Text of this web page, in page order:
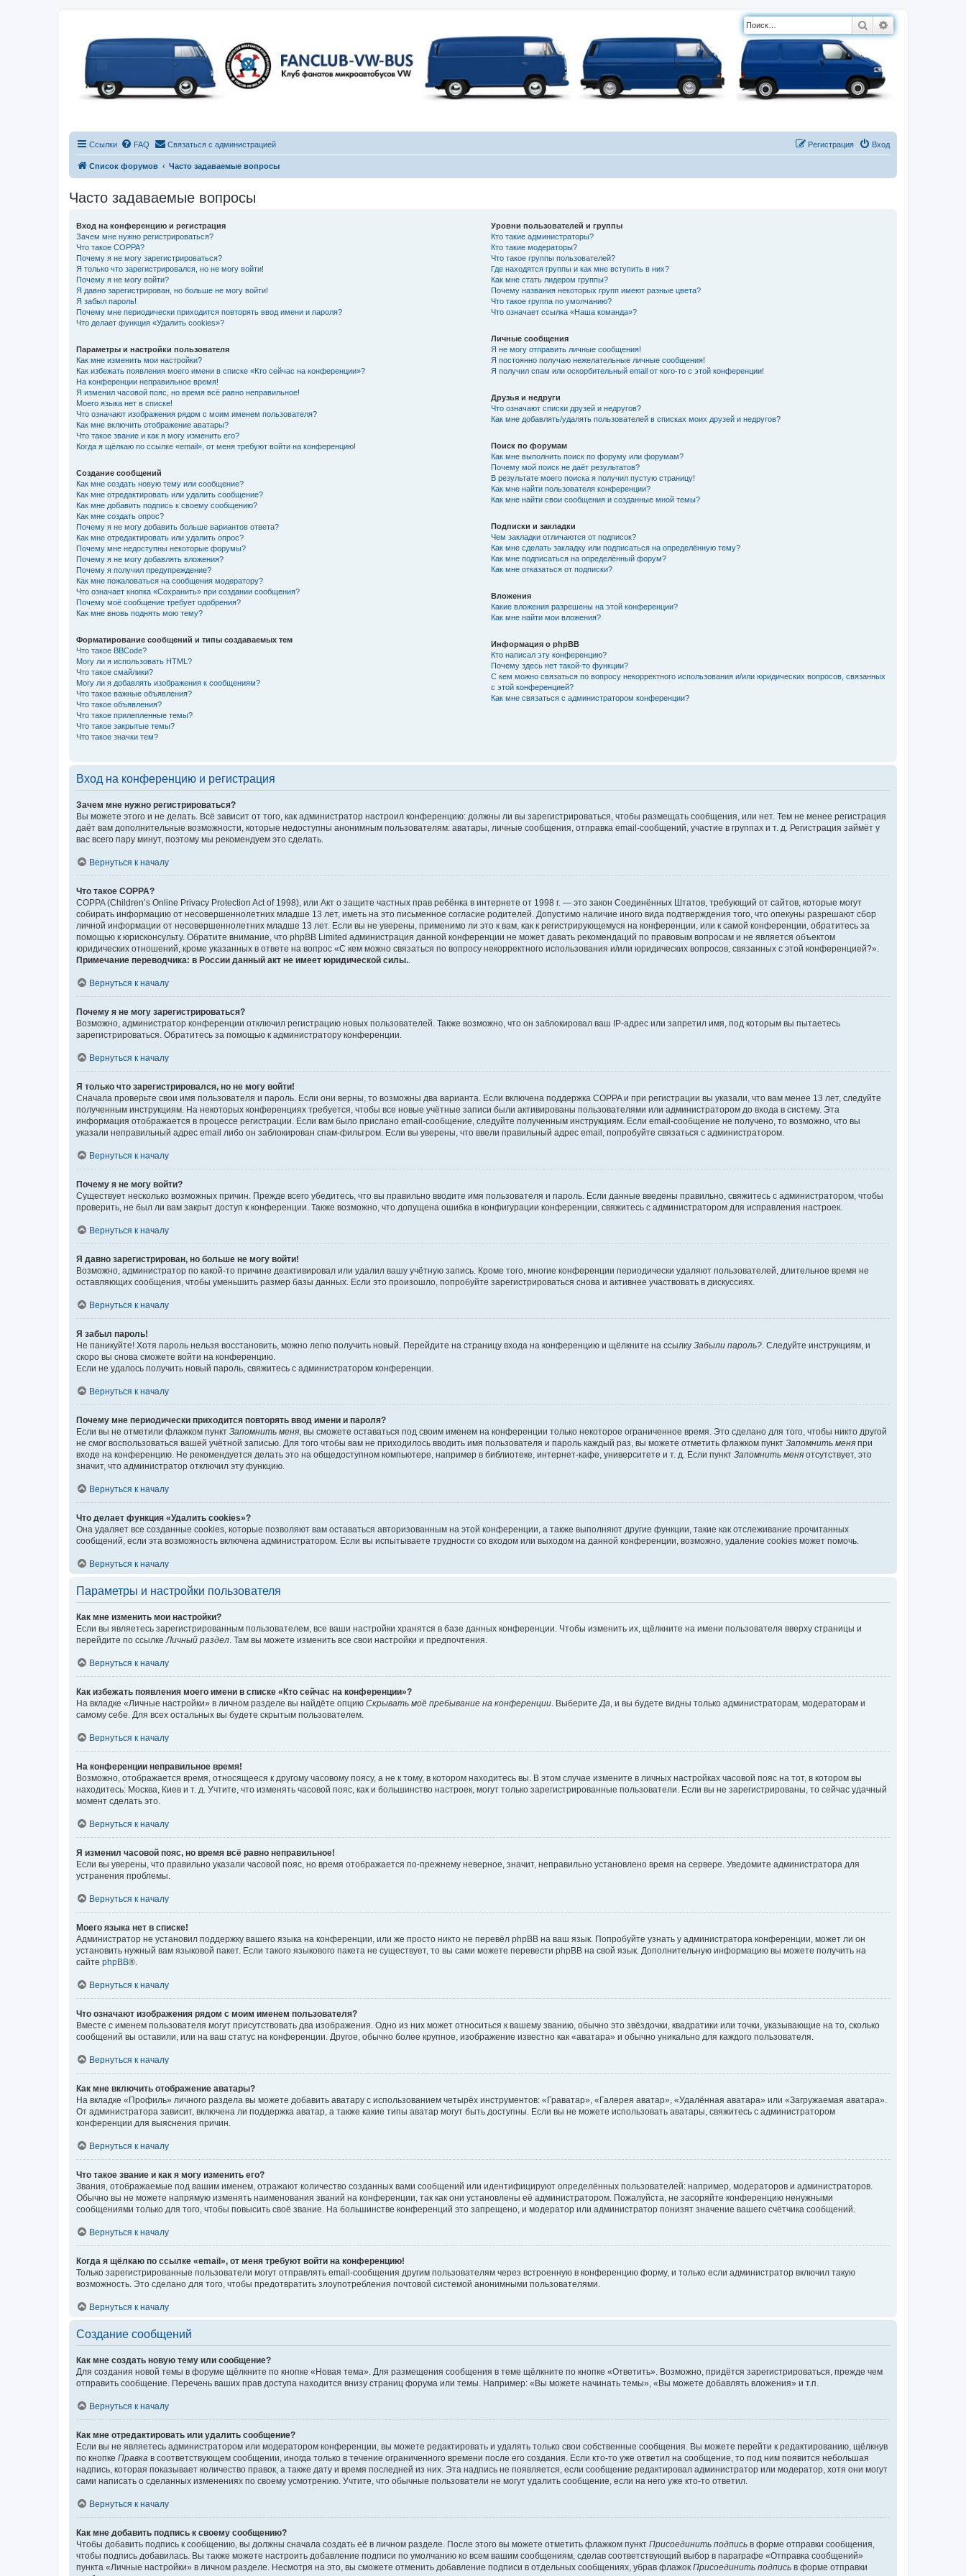
Поиск
Ссылки FAQ Связаться с администрацией Вход
Регистрация
Список форумов Часто задаваемые вопросы
Часто задаваемые вопросы
Вход на конференцию и регистрация
Зачем мне нужно регистрироваться?
Что такое COPPA?
Почему я не могу зарегистрироваться?
Я только что зарегистрировался, но не могу войти!
Почему я не могу войти?
Я давно зарегистрирован, но больше не могу войти!
Я забыл пароль!
Почему мне периодически приходится повторять ввод имени и пароля?
Что делает функция «Удалить cookies»?
Параметры и настройки пользователя
Как мне изменить мои настройки?
Как избежать появления моего имени в списке «Кто сейчас на конференции»?
На конференции неправильное время!
Я изменил часовой пояс, но время всё равно неправильное!
Моего языка нет в списке!
Что означают изображения рядом с моим именем пользователя?
Как мне включить отображение аватары?
Что такое звание и как я могу изменить его?
Когда я щёлкаю по ссылке «email», от меня требуют войти на конференцию!
Создание сообщений
Как мне создать новую тему или сообщение?
Как мне отредактировать или удалить сообщение?
Как мне добавить подпись к своему сообщению?
Как мне создать опрос?
Почему я не могу добавить больше вариантов ответа?
Как мне отредактировать или удалить опрос?
Почему мне недоступны некоторые форумы?
Почему я не могу добавлять вложения?
Почему я получил предупреждение?
Как мне пожаловаться на сообщения модератору?
Что означает кнопка «Сохранить» при создании сообщения?
Почему моё сообщение требует одобрения?
Как мне вновь поднять мою тему?
Форматирование сообщений и типы создаваемых тем
Что такое BBCode?
Могу ли я использовать HTML?
Что такое смайлики?
Могу ли я добавлять изображения к сообщениям?
Что такое важные объявления?
Что такое объявления?
Что такое прилепленные темы?
Что такое закрытые темы?
Что такое значки тем?
Уровни пользователей и группы
Кто такие администраторы?
Кто такие модераторы?
Что такое группы пользователей?
Где находятся группы и как мне вступить в них?
Как мне стать лидером группы?
Почему названия некоторых групп имеют разные цвета?
Что такое группа по умолчанию?
Что означает ссылка «Наша команда»?
Личные сообщения
Я не могу отправить личные сообщения!
Я постоянно получаю нежелательные личные сообщения!
Я получил спам или оскорбительный email от кого-то с этой конференции!
Друзья и недруги
Что означают списки друзей и недругов?
Как мне добавлять/удалять пользователей в списках моих друзей и недругов?
Поиск по форумам
Как мне выполнить поиск по форуму или форумам?
Почему мой поиск не даёт результатов?
В результате моего поиска я получил пустую страницу!
Как мне найти пользователя конференции?
Как мне найти свои сообщения и созданные мной темы?
Подписки и закладки
Чем закладки отличаются от подписок?
Как мне сделать закладку или подписаться на определённую тему?
Как мне подписаться на определённый форум?
Как мне отказаться от подписки?
Вложения
Какие вложения разрешены на этой конференции?
Как мне найти мои вложения?
Информация о phpBB
Кто написал эту конференцию?
Почему здесь нет такой-то функции?
С кем можно связаться по вопросу некорректного использования и/или юридических вопросов, связанных
с этой конференцией?
Как мне связаться с администратором конференции?
Вход на конференцию и регистрация
Зачем мне нужно регистрироваться?
Вы можете этого и не делать. Всё зависит от того, как администратор настроил конференцию: должны ли вы зарегистрироваться, чтобы размещать сообщения, или нет. Тем не менее регистрация
даёт вам дополнительные возможности, которые недоступны анонимным пользователям: аватары, личные сообщения, отправка email-сообщений, участие в группах и т. д. Регистрация займёт у
вас всего пару минут, поэтому мы рекомендуем это сделать.
Вернуться к началу
Что такое COPPA?
COPPA (Children’s Online Privacy Protection Act of 1998), или Акт о защите частных прав ребёнка в интернете от 1998 г. — это закон Соединённых Штатов, требующий от сайтов, которые могут
собирать информацию от несовершеннолетних младше 13 лет, иметь на это письменное согласие родителей. Допустимо наличие иного вида подтверждения того, что опекуны разрешают сбор
личной информации от несовершеннолетних младше 13 лет. Если вы не уверены, применимо ли это к вам, как к регистрирующемуся на конференции, или к самой конференции, обратитесь за
помощью к юрисконсульту. Обратите внимание, что phpBB Limited администрация данной конференции не может давать рекомендаций по правовым вопросам и не является объектом
юридических отношений, кроме указанных в ответе на вопрос «С кем можно связаться по вопросу некорректного использования и/или юридических вопросов, связанных с этой конференцией?».
Примечание переводчика: в России данный акт не имеет юридической силы.
Вернуться к началу
Почему я не могу зарегистрироваться?
Возможно, администратор конференции отключил регистрацию новых пользователей. Также возможно, что он заблокировал ваш IP-адрес или запретил имя, под которым вы пытаетесь
зарегистрироваться. Обратитесь за помощью к администратору конференции.
Вернуться к началу
Я только что зарегистрировался, но не могу войти!
Сначала проверьте свои имя пользователя и пароль. Если они верны, то возможны два варианта. Если включена поддержка COPPA и при регистрации вы указали, что вам менее 13 лет, следуйте
полученным инструкциям. На некоторых конференциях требуется, чтобы все новые учётные записи были активированы пользователями или администратором до входа в систему. Эта
информация отображается в процессе регистрации. Если вам было прислано email-сообщение, следуйте полученным инструкциям. Если email-сообщение не получено, то возможно, что вы
указали неправильный адрес email либо он заблокирован спам-фильтром. Если вы уверены, что ввели правильный адрес email, попробуйте связаться с администратором.
Вернуться к началу
Почему я не могу войти?
Существует несколько возможных причин. Прежде всего убедитесь, что вы правильно вводите имя пользователя и пароль. Если данные введены правильно, свяжитесь с администратором, чтобы
проверить, не был ли вам закрыт доступ к конференции. Также возможно, что допущена ошибка в конфигурации конференции, свяжитесь с администратором для исправления настроек.
Вернуться к началу
Я давно зарегистрирован, но больше не могу войти!
Возможно, администратор по какой-то причине деактивировал или удалил вашу учётную запись. Кроме того, многие конференции периодически удаляют пользователей, длительное время не
оставляющих сообщения, чтобы уменьшить размер базы данных. Если это произошло, попробуйте зарегистрироваться снова и активнее участвовать в дискуссиях.
Вернуться к началу
Я забыл пароль!
Не паникуйте! Хотя пароль нельзя восстановить, можно легко получить новый. Перейдите на страницу входа на конференцию и щёлкните на ссылку Забыли пароль? . Следуйте инструкциям, и
скоро вы снова сможете войти на конференцию.
Если не удалось получить новый пароль, свяжитесь с администратором конференции.
Вернуться к началу
Почему мне периодически приходится повторять ввод имени и пароля?
Если вы не отметили флажком пункт Запомнить меня , вы сможете оставаться под своим именем на конференции только некоторое ограниченное время. Это сделано для того, чтобы никто другой
не смог воспользоваться вашей учётной записью. Для того чтобы вам не приходилось вводить имя пользователя и пароль каждый раз, вы можете отметить флажком пункт Запомнить меня при
входе на конференцию. Не рекомендуется делать это на общедоступном компьютере, например в библиотеке, интернет-кафе, университете и т. д. Если пункт Запомнить меня отсутствует, это
значит, что администратор отключил эту функцию.
Вернуться к началу
Что делает функция «Удалить cookies»?
Она удаляет все созданные cookies, которые позволяют вам оставаться авторизованным на этой конференции, а также выполняют другие функции, такие как отслеживание прочитанных
сообщений, если эта возможность включена администратором. Если вы испытываете трудности со входом или выходом на данной конференции, возможно, удаление cookies может помочь.
Вернуться к началу
Параметры и настройки пользователя
Как мне изменить мои настройки?
Если вы являетесь зарегистрированным пользователем, все ваши настройки хранятся в базе данных конференции. Чтобы изменить их, щёлкните на имени пользователя вверху страницы и
перейдите по ссылке Личный раздел . Там вы можете изменить все свои настройки и предпочтения.
Вернуться к началу
Как избежать появления моего имени в списке «Кто сейчас на конференции»?
На вкладке «Личные настройки» в личном разделе вы найдёте опцию Скрывать моё пребывание на конференции . Выберите Да , и вы будете видны только администраторам, модераторам и
самому себе. Для всех остальных вы будете скрытым пользователем.
Вернуться к началу
На конференции неправильное время!
Возможно, отображается время, относящееся к другому часовому поясу, а не к тому, в котором находитесь вы. В этом случае измените в личных настройках часовой пояс на тот, в котором вы
находитесь: Москва, Киев и т. д. Учтите, что изменять часовой пояс, как и большинство настроек, могут только зарегистрированные пользователи. Если вы не зарегистрированы, то сейчас удачный
момент сделать это.
Вернуться к началу
Я изменил часовой пояс, но время всё равно неправильное!
Если вы уверены, что правильно указали часовой пояс, но время отображается по-прежнему неверное, значит, неправильно установлено время на сервере. Уведомите администратора для
устранения проблемы.
Вернуться к началу
Моего языка нет в списке!
Администратор не установил поддержку вашего языка на конференции, или же просто никто не перевёл phpBB на ваш язык. Попробуйте узнать у администратора конференции, может ли он
установить нужный вам языковой пакет. Если такого языкового пакета не существует, то вы сами можете перевести phpBB на свой язык. Дополнительную информацию вы можете получить на
сайте phpBB®.
Вернуться к началу
Что означают изображения рядом с моим именем пользователя?
Вместе с именем пользователя могут присутствовать два изображения. Одно из них может относиться к вашему званию, обычно это звёздочки, квадратики или точки, указывающие на то, сколько
сообщений вы оставили, или на ваш статус на конференции. Другое, обычно более крупное, изображение известно как «аватара» и обычно уникально для каждого пользователя.
Вернуться к началу
Как мне включить отображение аватары?
На вкладке «Профиль» личного раздела вы можете добавить аватару с использованием четырёх инструментов: «Граватар», «Галерея аватар», «Удалённая аватара» или «Загружаемая аватара».
От администратора зависит, включена ли поддержка аватар, а также какие типы аватар могут быть доступны. Если вы не можете использовать аватары, свяжитесь с администратором
конференции для выяснения причин.
Вернуться к началу
Что такое звание и как я могу изменить его?
Звания, отображаемые под вашим именем, отражают количество созданных вами сообщений или идентифицируют определённых пользователей: например, модераторов и администраторов.
Обычно вы не можете напрямую изменять наименования званий на конференции, так как они установлены её администратором. Пожалуйста, не засоряйте конференцию ненужными
сообщениями только для того, чтобы повысить своё звание. На большинстве конференций это запрещено, и модератор или администратор понизят значение вашего счётчика сообщений.
Вернуться к началу
Когда я щёлкаю по ссылке «email», от меня требуют войти на конференцию!
Только зарегистрированные пользователи могут отправлять email-сообщения другим пользователям через встроенную в конференцию форму, и только если администратор включил такую
возможность. Это сделано для того, чтобы предотвратить злоупотребления почтовой системой анонимными пользователями.
Вернуться к началу
Создание сообщений
Как мне создать новую тему или сообщение?
Для создания новой темы в форуме щёлкните по кнопке «Новая тема». Для размещения сообщения в теме щёлкните по кнопке «Ответить». Возможно, придётся зарегистрироваться, прежде чем
отправить сообщение. Перечень ваших прав доступа находится внизу страниц форума или темы. Например: «Вы можете начинать темы», «Вы можете добавлять вложения» и т.п.
Вернуться к началу
Как мне отредактировать или удалить сообщение?
Если вы не являетесь администратором или модератором конференции, вы можете редактировать и удалять только свои собственные сообщения. Вы можете перейти к редактированию, щёлкнув
по кнопке Правка в соответствующем сообщении, иногда только в течение ограниченного времени после его создания. Если кто-то уже ответил на сообщение, то под ним появится небольшая
надпись, которая показывает количество правок, а также дату и время последней из них. Эта надпись не появляется, если сообщение редактировал администратор или модератор, хотя они могут
сами написать о сделанных изменениях по своему усмотрению. Учтите, что обычные пользователи не могут удалить сообщение, если на него уже кто-то ответил.
Вернуться к началу
Как мне добавить подпись к своему сообщению?
Чтобы добавить подпись к сообщению, вы должны сначала создать её в личном разделе. После этого вы можете отметить флажком пункт Присоединить подпись в форме отправки сообщения,
чтобы подпись добавилась. Вы также можете настроить добавление подписи по умолчанию ко всем вашим сообщениям, сделав соответствующий выбор в параграфе «Отправка сообщений»
пункта «Личные настройки» в личном разделе. Несмотря на это, вы сможете отменить добавление подписи в отдельных сообщениях, убрав флажок Присоединить подпись в форме отправки